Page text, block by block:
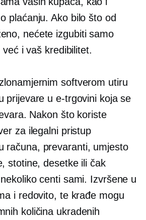
plaćanju. Ako bilo što od
nećete izgubiti samo
i vaš kredibilitet.
softverom utiru
prijevare u e-trgovini koja se
Nakon što koriste
za ilegalni pristup
računa, prevaranti, umjesto
stotine, desetke ili čak
centi sami. Izvršene u
i redovito, te krađe mogu
količina ukradenih